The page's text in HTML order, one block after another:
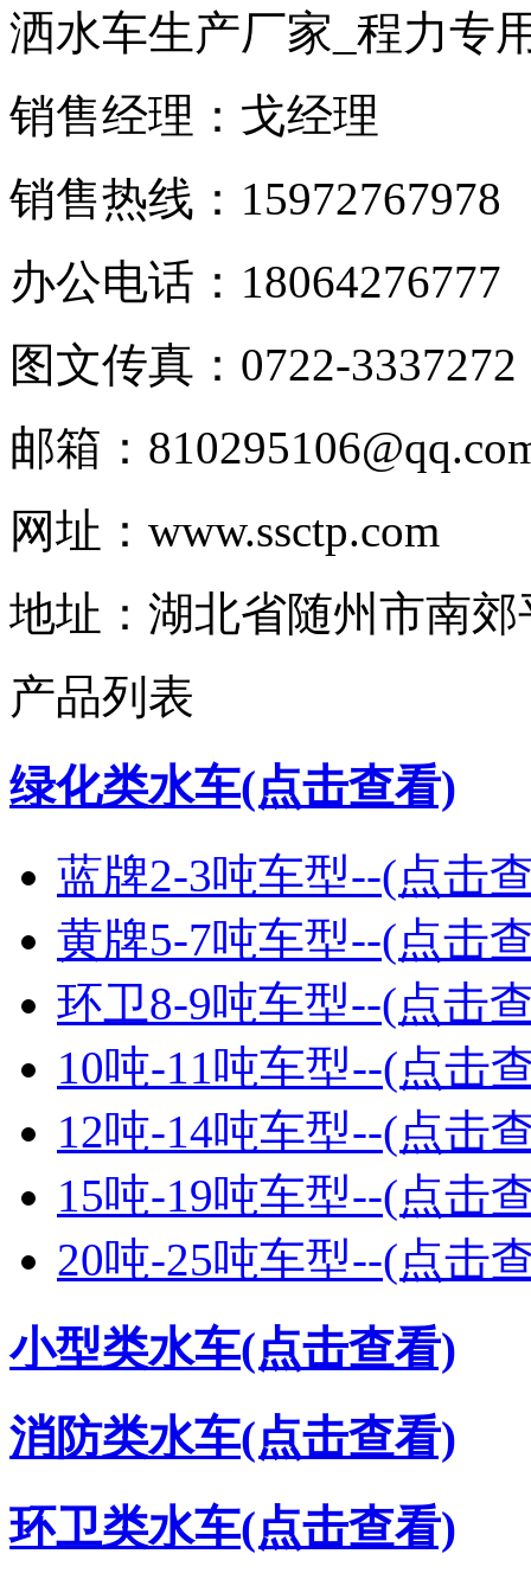
洒水车生产厂家_程力专
销售经理：戈经理
销售热线：15972767978
办公电话：18064276777
图文传真：0722-3337272
邮箱：
网址：www.ssctp.com
地址：湖北省随州市南
产品列表
绿化类水车(点击查看)
蓝牌2-3吨车型--(点击
黄牌5-7吨车型--(点击
环卫8-9吨车型--(点击
10吨-11吨车型--(点击
12吨-14吨车型--(点击
15吨-19吨车型--(点击
20吨-25吨车型--(点击
小型类水车(点击查看)
消防类水车(点击查看)
环卫类水车(点击查看)